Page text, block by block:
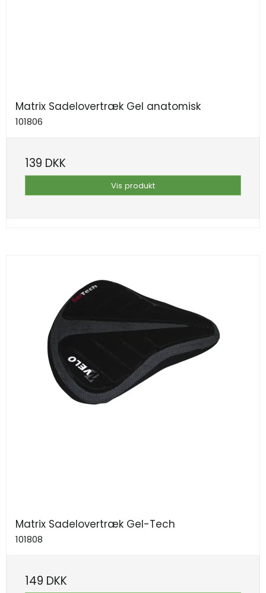
Matrix Sadelovertræk Gel anatomisk
101806
139 DKK
Vis produkt
Matrix Sadelovertræk Gel-Tech
101808
149 DKK